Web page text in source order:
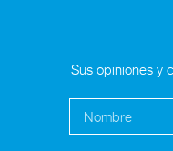
Sus opiniones y